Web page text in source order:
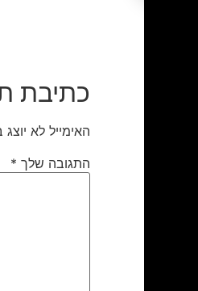
כתיבת
האימייל לא
התגובה שלך *